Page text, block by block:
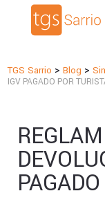
TGS Sarrio >Blog >
IGV PAGADO POR